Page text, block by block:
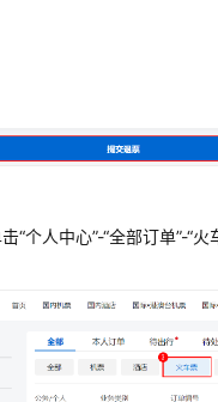
“个人中心”-“全部订单”-“